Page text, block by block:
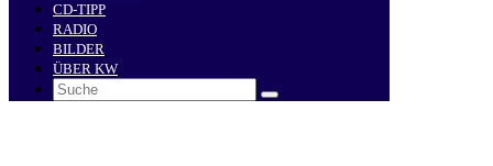
CD-TIPP
RADIO
BILDER
ÜBER KW
Search